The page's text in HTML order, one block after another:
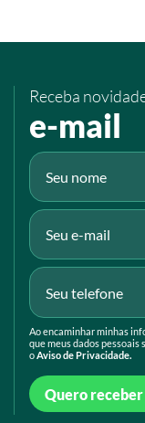
Receba
e-mail
Ao encaminhar minhas
que meus dados
oAviso de Privacidade.
Quero